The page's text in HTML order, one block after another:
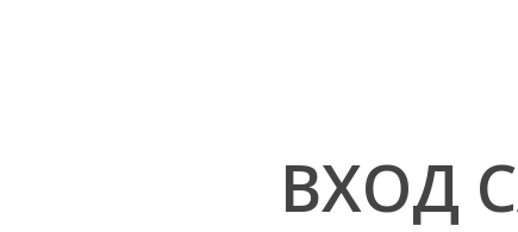
ВХОД